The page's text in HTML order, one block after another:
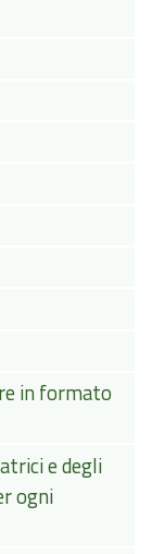
in formato
e degli
ogni